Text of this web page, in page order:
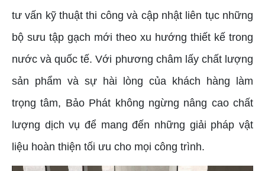
tư vấn kỹ thuật thi công và cập nhật liên tục những
bộ sưu tập gạch mới theo xu hướng thiết kế trong
nước và quốc tế. Với phương châm lấy chất lượng
sản phẩm và sự hài lòng của khách hàng làm
trọng tâm, Bảo Phát không ngừng nâng cao chất
lượng dịch vụ để mang đến những giải pháp vật
liệu hoàn thiện tối ưu cho mọi công trình.